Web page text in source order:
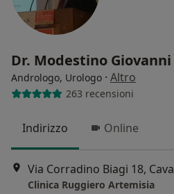
Dr. Modestino
Andrologo, Urologo · Altro
263 recensioni
Indirizzo Online
Via Corradino Biagi 18,
Clinica Ruggiero Artemisia